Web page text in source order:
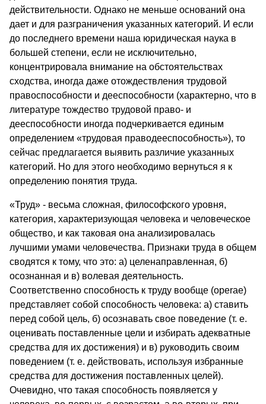
действительности. Однако не меньше оснований она
дает и для разграничения указанных категорий. И если
до последнего времени наша юридическая наука в
большей степени, если не исключительно,
концентрировала внимание на обстоятельствах
сходства, иногда даже отождествления трудовой
правоспособности и дееспособности (характерно, что в
литературе тождество трудовой право- и
дееспособности иногда подчеркивается единым
определением «трудовая праводееспособность»), то
сейчас предлагается выявить различие указанных
категорий. Но для этого необходимо вернуться я к
определению понятия труда.
«Труд» - весьма сложная, философского уровня,
категория, характеризующая человека и человеческое
общество, и как таковая она анализировалась
лучшими умами человечества. Признаки труда в общем
сводятся к тому, что это: а) целенаправленная, б)
осознанная и в) волевая деятельность.
Соответственно способность к труду вообще (operae)
представляет собой способность человека: а) ставить
перед собой цель, б) осознавать свое поведение (т. е.
оценивать поставленные цели и избирать адекватные
средства для их достижения) и в) руководить своим
поведением (т. е. действовать, используя избранные
средства для достижения поставленных целей).
Очевидно, что такая способность появляется у